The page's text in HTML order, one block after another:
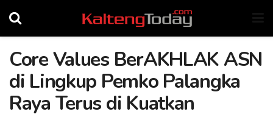
Core Values BerAKHLAK ASN
di Lingkup Pemko Palangka
Raya Terus di Kuatkan